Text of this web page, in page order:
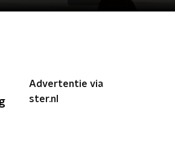
Advertentie via
ster.nl